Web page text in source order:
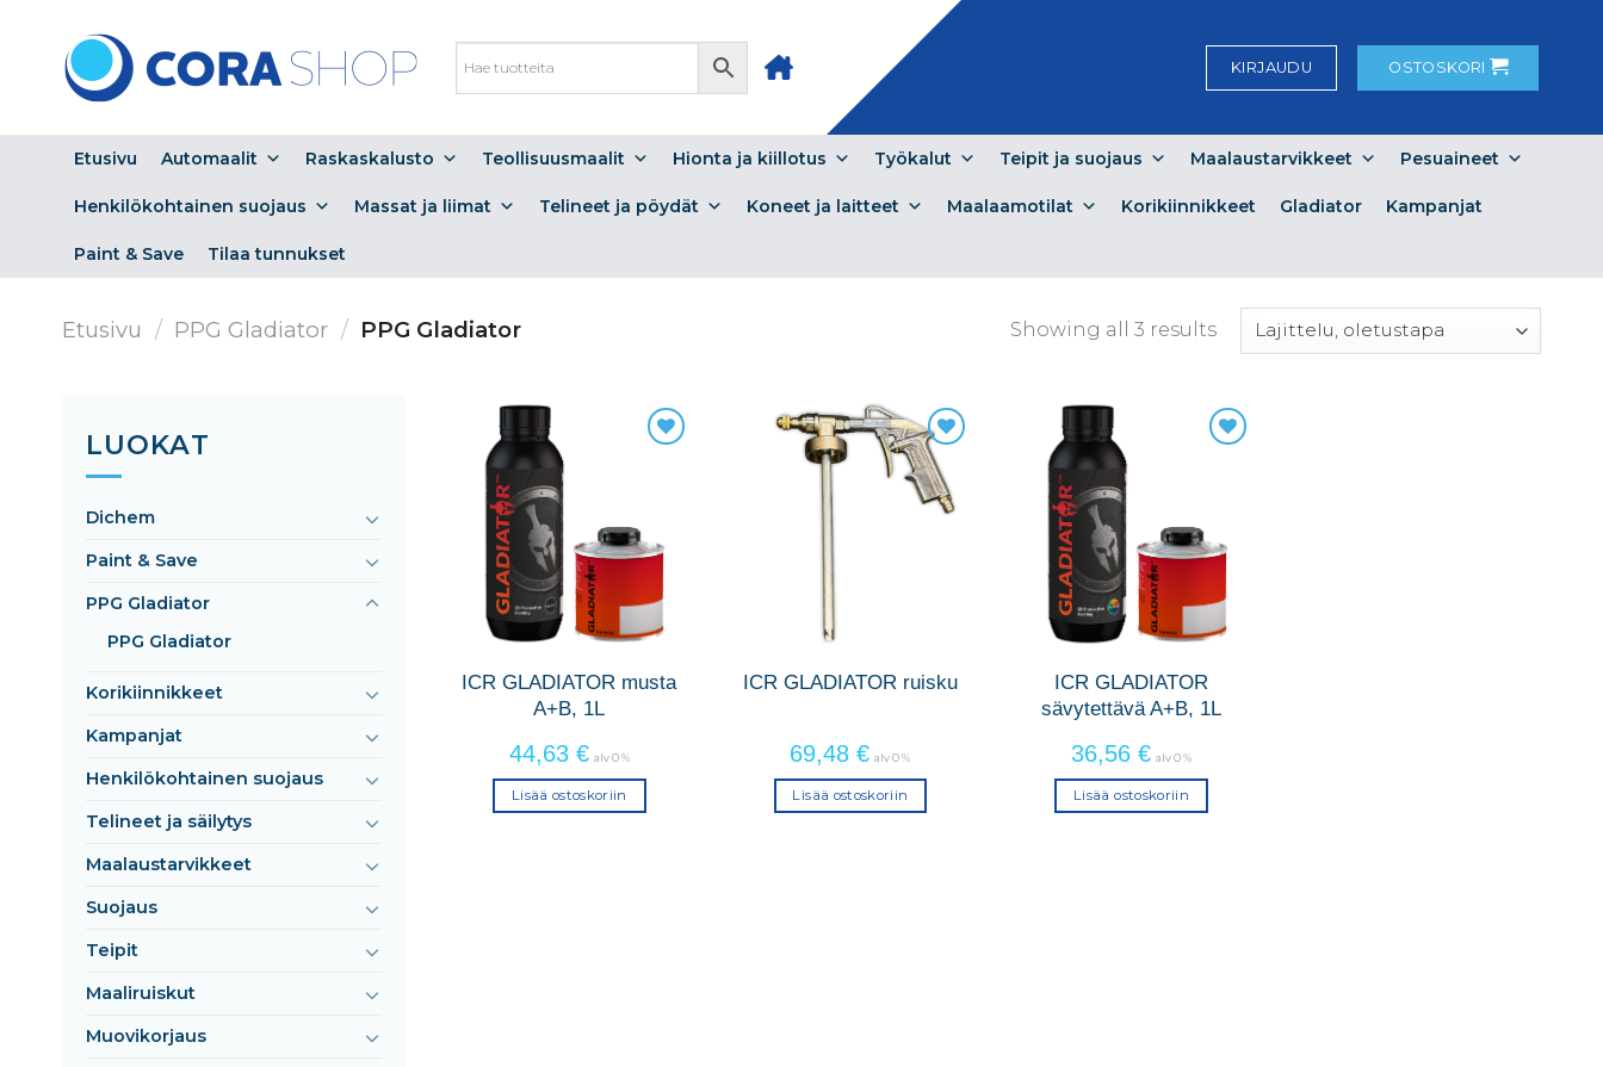
content
KIRJAUDU OSTOSKORI
Etusivu Automaalit Raskaskalusto Teollisuusmaalit Hionta ja kiillotus Työkalut Teipit ja suojaus Maalaustarvikkeet Pesuaineet
Henkilökohtainen suojaus Massat ja liimat Telineet ja pöydät Koneet ja laitteet Maalaamotilat Korikiinnikkeet Gladiator Kampanjat
Paint & Save Tilaa tunnukset
Etusivu / PPG Gladiator / PPG Gladiator Showing all 3 results
LUOKAT
Dichem
Paint & Save
PPG Gladiator
PPG Gladiator
Korikiinnikkeet
Kampanjat
Henkilökohtainen suojaus
Telineet ja säilytys
Maalaustarvikkeet
Suojaus
Teipit
Maaliruiskut
Muovikorjaus
ICR GLADIATOR musta
A+B, 1L
44,63 € alv 0 %
Lisää ostoskoriin
ICR GLADIATOR ruisku
69,48€ alv 0 %
Lisää ostoskoriin
ICR GLADIATOR
sävytettävä A+B, 1L
36,56€ alv 0 %
Lisää ostoskoriin